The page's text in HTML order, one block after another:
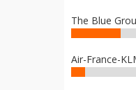
The Blue
Air-France-